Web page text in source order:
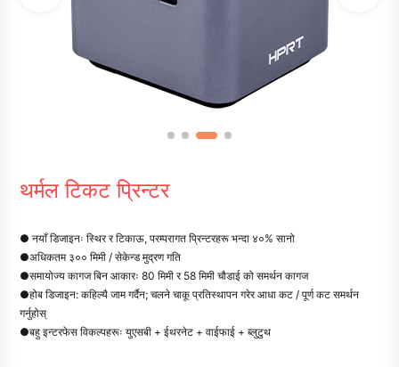
थर्मल टिकट प्रिन्टर
● नयाँ डिजाइनः स्थिर र टिकाऊ, परम्परागत प्रिन्टरहरू भन्दा ४०% सानो
●अधिकतम ३०० मिमी / सेकेन्ड मुद्रण गति
●समायोज्य कागज बिन आकारः 80 मिमी र 58 मिमी चौडाई को समर्थन कागज
●होब डिजाइन: कहिल्यै जाम गर्दैन; चलने चाकू प्रतिस्थापन गरेर आधा कट / पूर्ण कट समर्थन
गर्नुहोस्
●बहु इन्टरफेस विकल्पहरूः युएसबी + ईथरनेट + वाईफाई + ब्लुटुथ